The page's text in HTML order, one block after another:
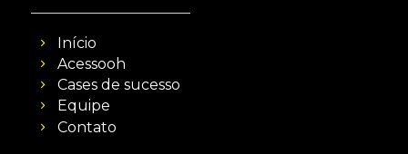
Início
Acessooh
Cases de sucesso
Equipe
Contato